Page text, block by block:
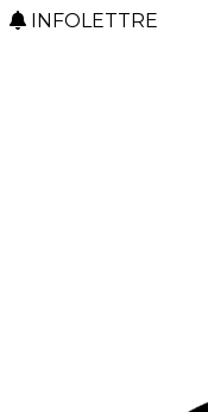
INFOLETTRE